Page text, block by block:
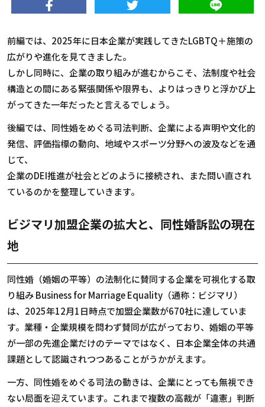
前編では、 2025年に日本企業が実践してきたLGBTQ＋施策の
広がりや進化を見てきました。
しかし同時に、企業の取り組みが進むからこそ、法制度や社会
構造との間にある緊張関係や限界も、よりはっきりと浮かび上
がってきた一年だったと言えるでしょう。
後編では、同性婚をめぐる司法判断、企業による声明や文化的
発信、評価指標の動向、地域やスポーツ分野への波及などを通
じて、
企業のDEI推進が社会とどのように接続され、また問い直され
ているのかを整理していきます。
ビジマリ加盟企業の拡大と、同性婚訴訟の現在
地
同性婚（婚姻の平等）の法制化に賛同する企業を可視化する取
り組みBusiness for Marriage Equality （通称：ビジマリ）
は、 2025年12月1日時点で加盟企業数が670社に達していま
す。業種・企業規模を問わず賛同が広がっており、婚姻の平等
が一部の先進企業だけのテーマではなく、日本企業全体の共通
課題として認識されつつあることがうかがえます。
一方、同性婚をめぐる司法の動きは、企業にとっても無視でき
ない局面を迎えています。これまで複数の高裁が「違憲」判断